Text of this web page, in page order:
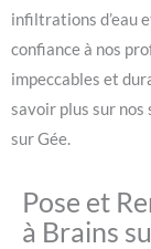
infiltrations d’eau
confiance à nos
impeccables et
savoir plus sur nos
sur Gée.
Pose et
à Brains